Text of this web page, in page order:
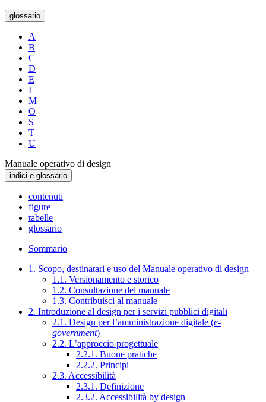
glossario
A
B
C
D
E
I
M
O
S
T
U
Manuale operativo di design
indici e glossario
contenuti
figure
tabelle
glossario
Sommario
1. Scopo, destinatari e uso del Manuale operativo di design
1.1. Versionamento e storico
1.2. Consultazione del manuale
1.3. Contribuisci al manuale
2. Introduzione al design per i servizi pubblici digitali
2.1. Design per l’amministrazione digitale (e-
government)
2.2. L’approccio progettuale
2.2.1. Buone pratiche
2.2.2. Principi
2.3. Accessibilità
2.3.1. Definizione
2.3.2. Accessibilità by design